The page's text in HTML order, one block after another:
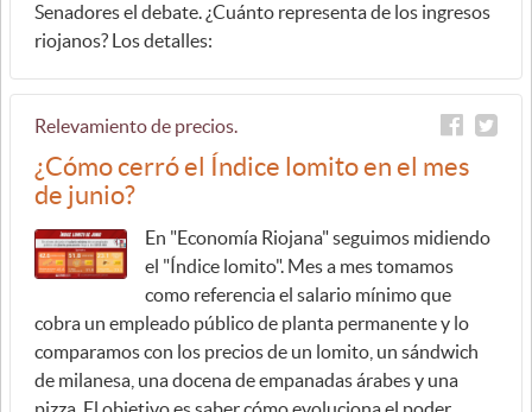
Senadores el debate. ¿Cuánto representa de los ingresos
riojanos? Los detalles:
Relevamiento de precios.
¿Cómo cerró el Índice lomito en el mes
de junio?
En "Economía Riojana" seguimos midiendo
el "Índice lomito". Mes a mes tomamos
como referencia el salario mínimo que
cobra un empleado público de planta permanente y lo
comparamos con los precios de un lomito, un sándwich
de milanesa, una docena de empanadas árabes y una